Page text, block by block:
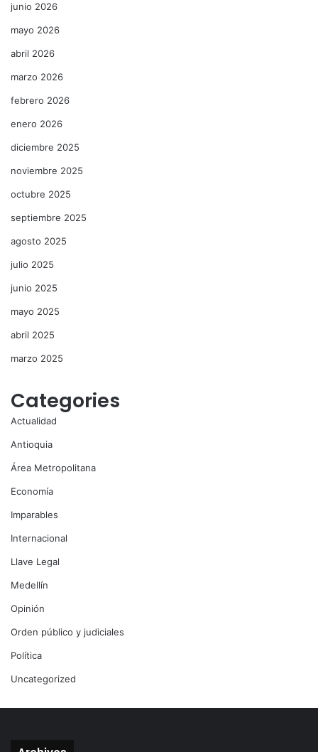
junio 2026
mayo 2026
abril 2026
marzo 2026
febrero 2026
enero 2026
diciembre 2025
noviembre 2025
octubre 2025
septiembre 2025
agosto 2025
julio 2025
junio 2025
mayo 2025
abril 2025
marzo 2025
Categories
Actualidad
Antioquia
Área Metropolitana
Economía
Imparables
Internacional
Llave Legal
Medellín
Opinión
Orden público y judiciales
Política
Uncategorized